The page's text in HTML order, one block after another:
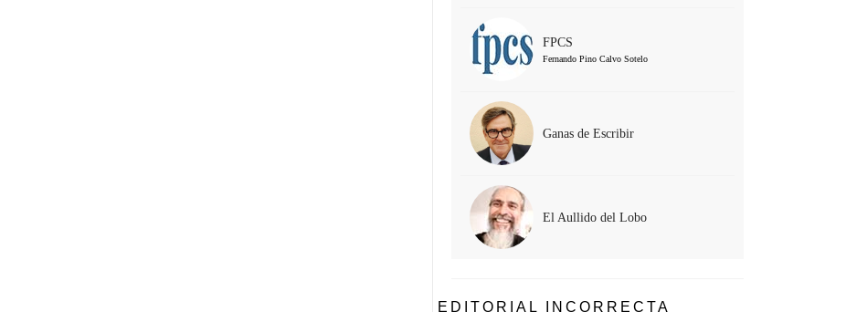
FPCS
Fernando Pino Calvo Sotelo
Ganas de Escribir
El Aullido del Lobo
EDITORIAL INCORRECTA